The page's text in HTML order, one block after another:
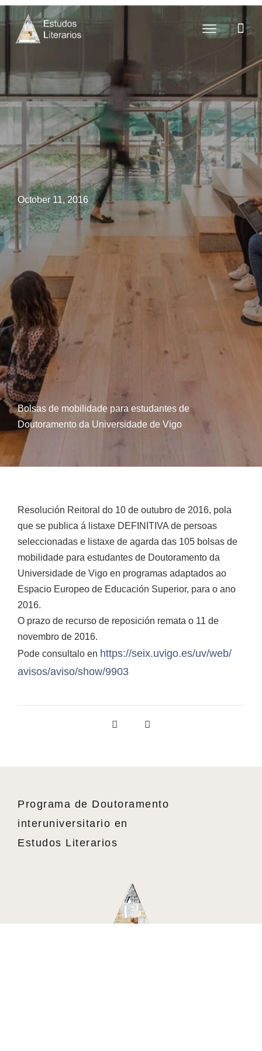
October 11, 2016
Bolsas de mobilidade para estudantes de
Doutoramento da Universidade de Vigo
Resolución Reitoral do 10 de outubro de 2016, pola
que se publica á listaxe DEFINITIVA de persoas
seleccionadas e listaxe de agarda das 105 bolsas de
mobilidade para estudantes de Doutoramento da
Universidade de Vigo en programas adaptados ao
Espacio Europeo de Educación Superior, para o ano
2016.
O prazo de recurso de reposición remata o 11 de
novembro de 2016.
Pode consultalo en https://seix.uvigo.es/uv/web/
avisos/aviso/show/9903
Programa de Doutoramento
interuniversitario en
Estudos Literarios